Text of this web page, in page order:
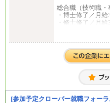
総合職（技術職・
・博士修了／月給
・修士修了／月給
・大学卒／月給
・高専卒（本科）
一般事務職
・高専卒（専攻科
・高専卒（本科）
・短大卒／月給
・専門卒（2年）
[参加予定クローバー就職フォー